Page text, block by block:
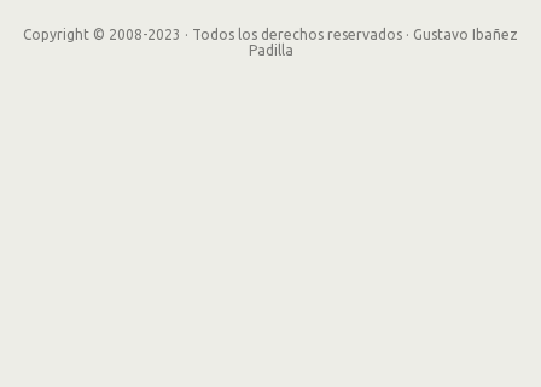
Copyright © 2008-2023 · Todos los derechos reservados · Gustavo Ibañez
Padilla